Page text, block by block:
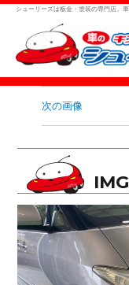
シューリーズは板金・塗装の専門店。
次の画像